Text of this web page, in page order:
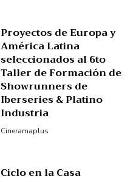
Proyectos de Europa y
América Latina
seleccionados al 6to
Taller de Formación de
Showrunners de
Iberseries & Platino
Industria
Cineramaplus
Ciclo en la Casa